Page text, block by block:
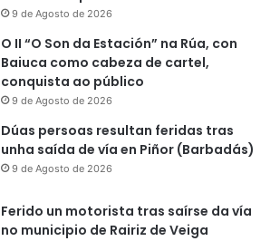
9 de Agosto de 2026
O II “O Son da Estación” na Rúa, con
Baiuca como cabeza de cartel,
conquista ao público
9 de Agosto de 2026
Dúas persoas resultan feridas tras
unha saída de vía en Piñor (Barbadás)
9 de Agosto de 2026
Ferido un motorista tras saírse da vía
no municipio de Rairiz de Veiga